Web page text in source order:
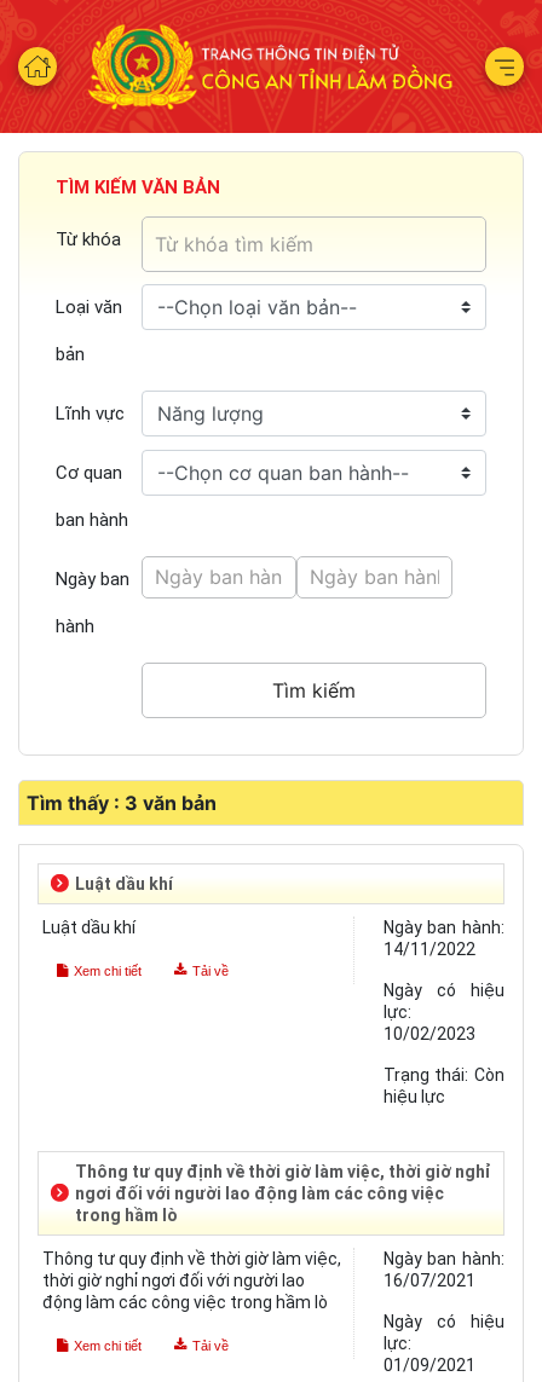
TÌM KIẾM VĂN BẢN
Từ khóa
Loại văn
bản
Lĩnh vực
Cơ quan
ban hành
Ngày ban
hành
Tìm thấy : 3 văn bản
Luật dầu khí
Luật dầu khí
Xem chi tiết Tải về
Ngày ban hành:
14/11/2022
Ngày có hiệu
lực:
10/02/2023
Trạng thái: Còn
hiệu lực
Thông tư quy định về thời giờ làm việc, thời giờ nghỉ
ngơi đối với người lao động làm các công việc
trong hầm lò
Thông tư quy định về thời giờ làm việc,
thời giờ nghỉ ngơi đối với người lao
động làm các công việc trong hầm lò
Xem chi tiết Tải về
Ngày ban hành:
16/07/2021
Ngày có hiệu
lực:
01/09/2021